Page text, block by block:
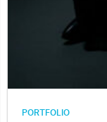
PORTFOLIO